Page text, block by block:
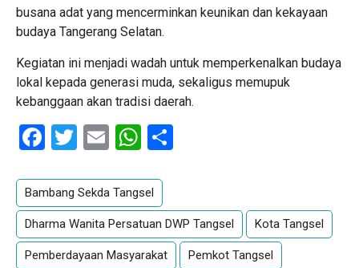
busana adat yang mencerminkan keunikan dan kekayaan
budaya Tangerang Selatan.
Kegiatan ini menjadi wadah untuk memperkenalkan budaya
lokal kepada generasi muda, sekaligus memupuk
kebanggaan akan tradisi daerah.
Facebook
Twitter
EmailWhatsApp
Bambang Sekda Tangsel
Dharma Wanita Persatuan DWP Tangsel Kota Tangsel
Pemberdayaan Masyarakat Pemkot Tangsel